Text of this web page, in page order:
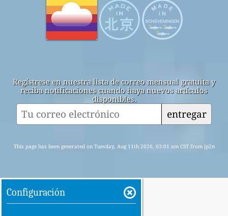
Regístrese en nuestra lista de correo mensual gratuita y
reciba notificaciones cuando haya nuevos artículos
disponibles.
entregar
This page has been generated on Tuesday, Aug 11th 2026, 03:01 am CST from jp2n
Configuración